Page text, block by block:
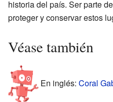
historia del país. Ser parte
proteger y conservar estos
Véase también
En inglés: Coral